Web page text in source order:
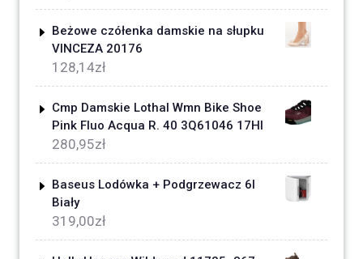
Beżowe czółenka damskie na słupku
VINCEZA 20176
128,14zł
Cmp Damskie Lothal Wmn Bike Shoe
Pink Fluo Acqua R. 40 3Q61046 17Hl
280,95zł
Baseus Lodówka + Podgrzewacz 6l
Biały
319,00zł